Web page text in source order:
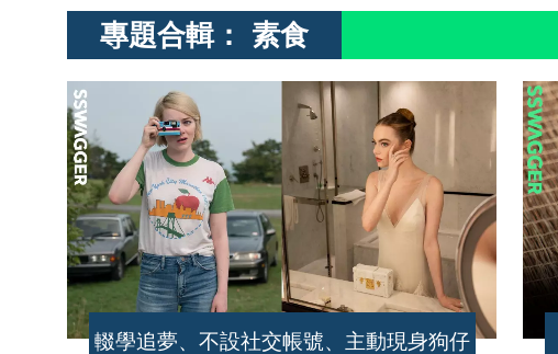
專題合輯： 素食
輟學追夢、不設社交帳號、主動現身狗仔